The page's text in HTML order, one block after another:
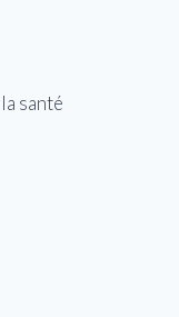
santé